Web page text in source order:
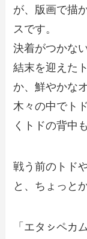
が、版画で描
スです。
決着がつかな
結末を迎えた
か、鮮やかな
木々の中でト
くトドの背中
戦う前のトド
と、ちょっと
「エタㇱペカ